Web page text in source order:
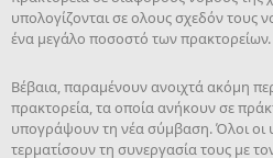
υπολογίζονται σε ολους σχεδόν τους
ένα μεγάλο ποσοστό των πρακτορείων.
Βέβαια, παραμένουν ανοιχτά ακόμη
πρακτορεία, τα οποία ανήκουν σε
υπογράψουν τη νέα σύμβαση. Όλοι οι
τερματίσουν τη συνεργασία τους με